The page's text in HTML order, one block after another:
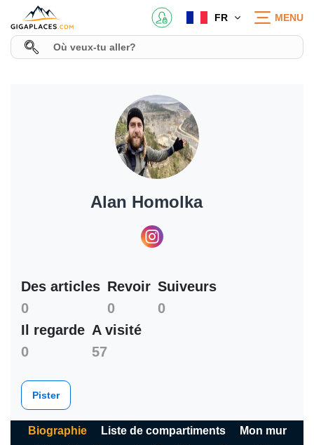
FR MENU
Alan Homolka
Des articles
0
Revoir
0
Suiveurs
0
Il regarde
0
A visité
57
Pister
Biographie Liste de compartiments
Mon mur